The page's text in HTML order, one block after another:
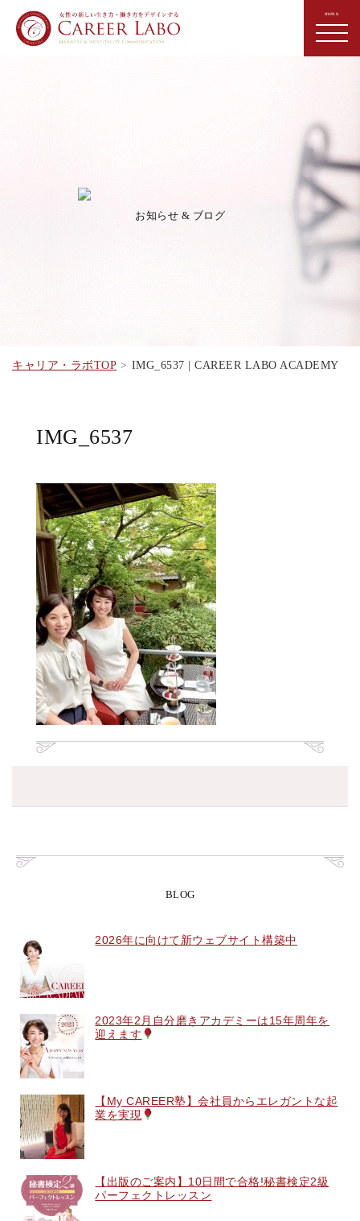
お知らせ & ブログ
キャリア・ラボTOP IMG_6537 | CAREER LABO ACADEMY
IMG_6537
BLOG
2026年に向けて新ウェブサイト構築中
2023年2月自分磨きアカデミーは15年周年を
迎えます
【My CAREER塾】会社員からエレガントな起
業を実現
【出版のご案内】10日間で合格!秘書検定2級
パーフェクトレッスン